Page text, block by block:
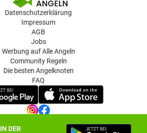
DER
Datenschutzerklärung
Impressum
AGB
Jobs
Werbung auf Alle Angeln
Community Regeln
Die besten Angelknoten
FAQ